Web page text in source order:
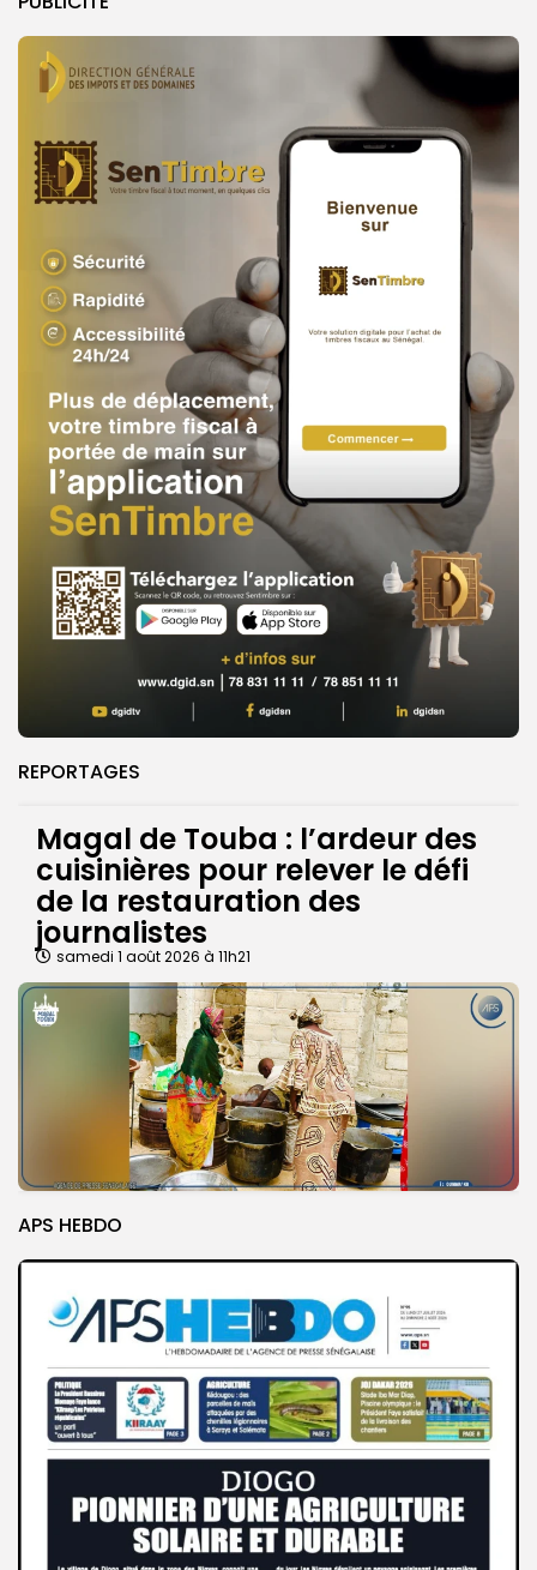
REPORTAGES
Magal de Touba : l’ardeur des
cuisinières pour relever le défi
de la restauration des
journalistes
samedi 1 août 2026 à 11h21
APS HEBDO